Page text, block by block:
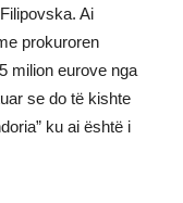
Ai
prokuroren
milion eurove nga
se do të kishte
ku ai është i